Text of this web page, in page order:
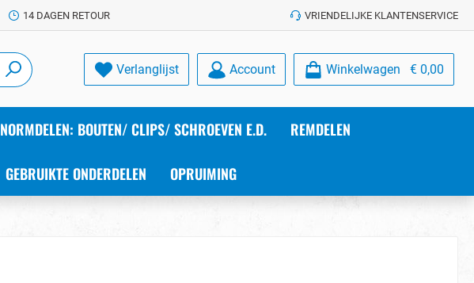
14 DAGEN RETOUR VRIENDELIJKE KLANTENSERVICE
Verlanglijst Account Winkelwagen € 0,00
NORMDELEN: BOUTEN/ CLIPS/ SCHROEVEN E.D. REMDELEN
GEBRUIKTE ONDERDELEN OPRUIMING